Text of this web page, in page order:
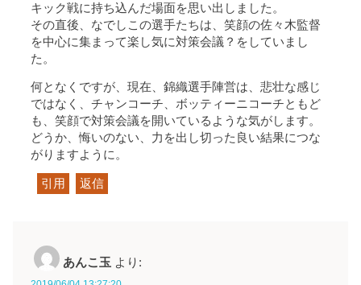
キック戦に持ち込んだ場面を思い出しました。
その直後、なでしこの選手たちは、笑顔の佐々木監督
を中心に集まって楽し気に対策会議？をしていまし
た。
何となくですが、現在、錦織選手陣営は、悲壮な感じ
ではなく、チャンコーチ、ボッティーニコーチともど
も、笑顔で対策会議を開いているような気がします。
どうか、悔いのない、力を出し切った良い結果につな
がりますように。
引用 返信
あんこ玉 より: